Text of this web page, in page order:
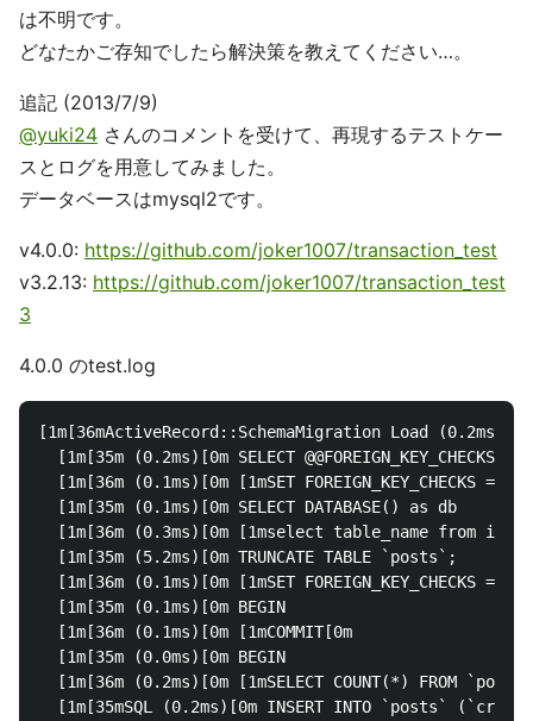
は不明です。
どなたかご存知でしたら解決策を教えてください…。
追記 (2013/7/9)
@yuki24 さんのコメントを受けて、再現するテストケー
スとログを用意してみました。
データベースはmysql2です。
v4.0.0: https://github.com/joker1007/transaction_test
v3.2.13: https://github.com/joker1007/transaction_test
3
4.0.0 のtest.log
[1m[36mActiveRecord::SchemaMigration Load
  [1m[35m (0.2ms)[0m SELECT @@FOREIGN_KEY_CHECKS
[1m[36m (0.1ms)[0m [1mSET FOREIGN_KEY_CHECKS =
  [1m[35m (0.1ms)[0m SELECT DATABASE() as db
[1m[36m (0.3ms)[0m [1mselect table_name from
  [1m[35m (5.2ms)[0m TRUNCATE TABLE `posts`;
[1m[36m (0.1ms)[0m [1mSET FOREIGN_KEY_CHECKS =
  [1m[35m (0.1ms)[0m BEGIN
  [1m[36m (0.1ms)[0m [1mCOMMIT[0m
  [1m[35m (0.0ms)[0m BEGIN
[1m[36m (0.2ms)[0m [1mSELECT COUNT(*) FROM
[1m[35mSQL (0.2ms)[0m INSERT INTO `posts`